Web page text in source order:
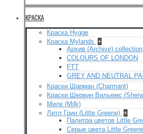
КРАСКА
Краска Hygge
Краска Mylands +
Архив (Archive) collection
COLOURS OF LONDON
FTT
GREY AND NEUTRAL
Краски Шарман (Charmant)
Краски Шервин Вильемс
Милк (Milk)
Литл Грин (Little Greene) +
Палитра цветов Little
Серые цвета Little